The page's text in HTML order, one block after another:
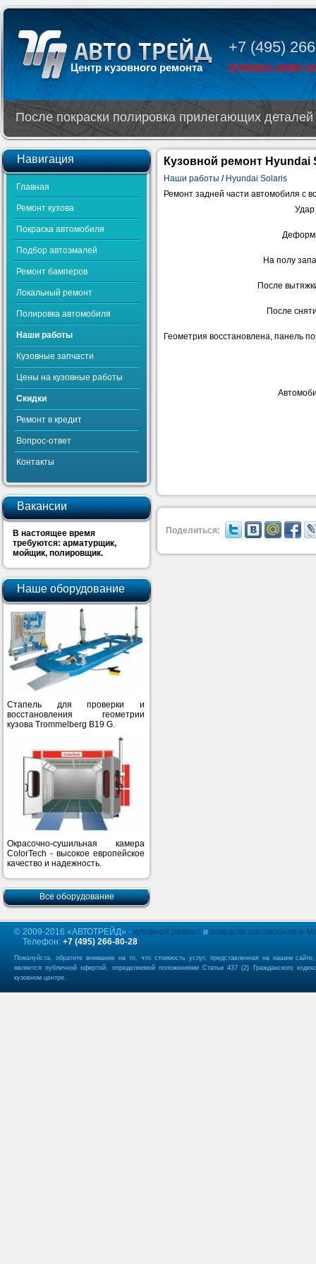
Центр кузовного ремонта
+7 (495)
Отправить заявку
После покраски полировка прилегающих деталей
Навигация
Главная
Ремонт кузова
Покраска автомобиля
Подбор автоэмалей
Ремонт бамперов
Локальный ремонт
Полировка автомобиля
Наши работы
Кузовные запчасти
Цены на кузовные работы
Скидки
Ремонт в кредит
Вопрос-ответ
Контакты
Вакансии
В настоящее время
требуются: арматурщик,
мойщик, полировщик.
Наше оборудование
Стапель для проверки и
восстановления геометрии
кузова Trommelberg B19 G.
Окрасочно-сушильная камера
ColorTech - высокое европейское
качество и надежность.
Все оборудование
Кузовной ремонт Hyundai
Наши работы / Hyundai Solaris
Ремонт задней части автомобиля с
Удар
На полу
После
После
Геометрия восстановлена, панель
Поделиться:
© 2009-2016 «АВТОТРЕЙД» - кузовной ремонт и покраска автомобиля в
Телефон: +7 (495) 266-80-28
Пожалуйста, обратите внимание на то, что стоимость услуг, представленная на нашем
является публичной офертой, определяемой положениями Статьи 437 (2) Гражданского
кузовном центре.